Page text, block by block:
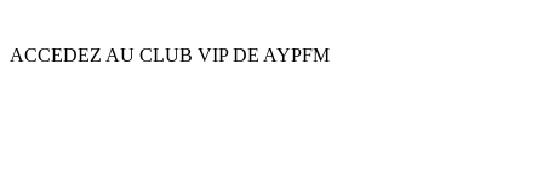
ACCEDEZ AU CLUB VIP DE AYPFM